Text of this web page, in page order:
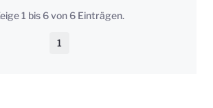
1 bis 6 von 6 Einträgen.
Seite
1